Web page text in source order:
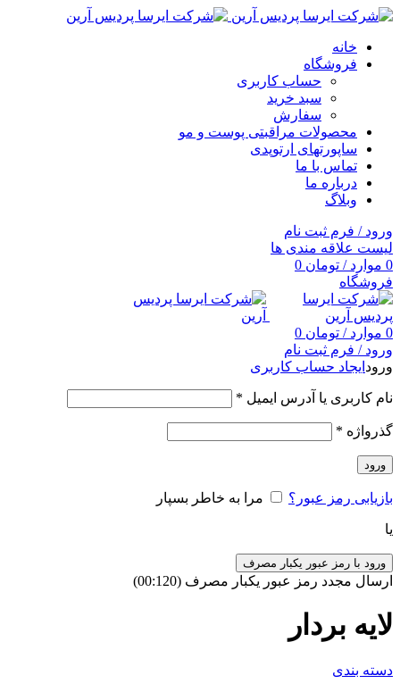
خانه
فروشگاه
حساب کاربری
سبد خرید
سفارش
محصولات مراقبتی پوست و مو
ساپورتهای ارتوپدی
تماس با ما
درباره ما
وبلاگ
ورود / فرم ثبت نام
لیست علاقه مندی ها
0 موارد / تومان
فروشگاه
0 موارد / تومان
ورود / فرم ثبت نام
ورود ایجاد حساب کاربری
نام کاربری یا آدرس ایمیل *
گذرواژه *
ورود
بازیابی رمز عبور؟ مرا به خاطر بسپار
یا
ورود با رمز عبور یکبار مصرف
ارسال مجدد رمز عبور یکبار مصرف (00:
120
)
لایه بردار
دسته بندی